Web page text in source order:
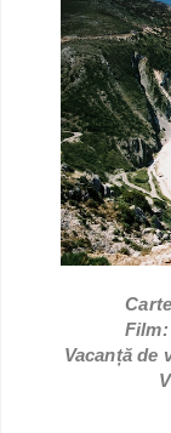
Film:
Vacanță de